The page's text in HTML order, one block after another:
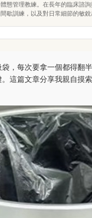
態管理教練。在長年的臨床諮
歇訓練，以及對日常細節的敏
，每次要拿一個都得翻
這篇文章分享我親自摸